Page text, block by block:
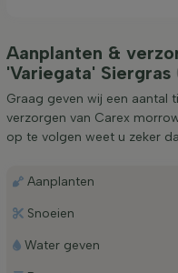
Aanplanten &
'Variegata' Siergras
Graag geven wij een aantal
verzorgen van Carex
op te volgen weet u zeker
Aanplanten
Snoeien
Water geven